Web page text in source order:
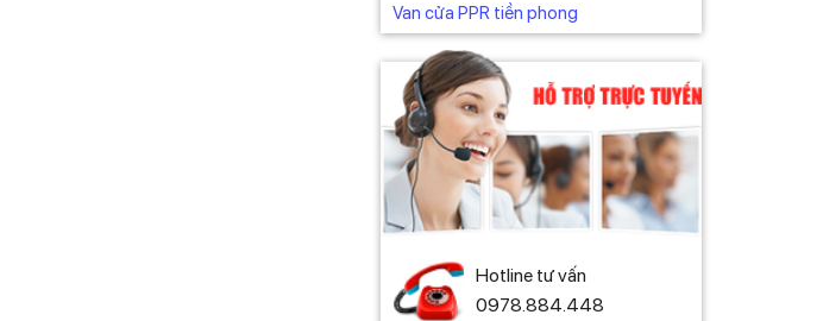
Van cửa PPR tiền phong
Hotline tư vấn
0978.884.448